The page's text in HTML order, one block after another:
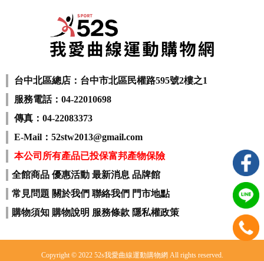
台中北區總店：台中市北區民權路595號2樓之1
服務電話：04-22010698
傳真：04-22083373
E-Mail：52stw2013@gmail.com
本公司所有產品已投保富邦產物保險
全館商品 優惠活動 最新消息 品牌館
常見問題 關於我們 聯絡我們 門市地點
購物須知 購物說明 服務條款 隱私權政策
Copyright © 2022 52s我愛曲線運動購物網 All rights reserved.